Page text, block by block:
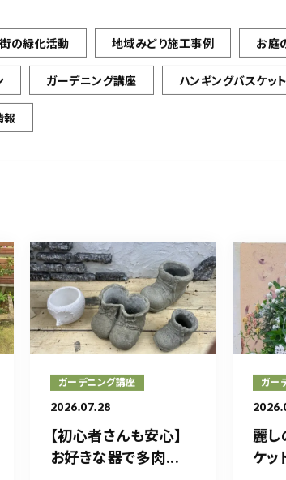
街の緑化活動 地域みどり施工事例 お庭
ガーデニング講座 ハンギングバスケッ
報
ガーデニング講座
2026.07.28
【初心者さんも安心】
お好きな器で多肉...
ガー
麗し
ケ